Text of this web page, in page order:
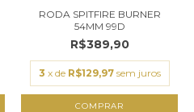
RODA SPITFIRE BURNER
54MM 99D
R$389,90
3 x de R$129,97 sem juros
COMPRAR